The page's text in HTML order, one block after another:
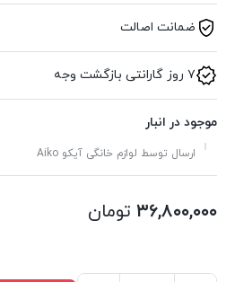
ضمانت اصالت
۷ روز گارانتی بازگشت وجه
موجود در انبار
ارسال توسط لوازم خانگی آیکو Aiko
۳۶,۸۰۰,۰۰۰ تومان